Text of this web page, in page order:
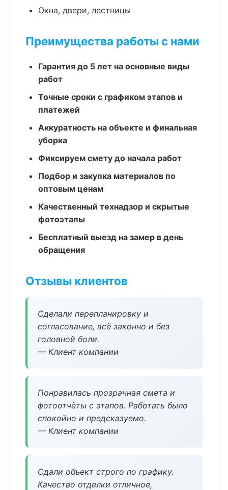
Окна, двери, лестницы
Преимущества работы с нами
Гарантия до 5 лет на основные виды
работ
Точные сроки с графиком этапов и
платежей
Аккуратность на объекте и финальная
уборка
Фиксируем смету до начала работ
Подбор и закупка материалов по
оптовым ценам
Качественный технадзор и скрытые
фотоэтапы
Бесплатный выезд на замер в день
обращения
Отзывы клиентов
Сделали перепланировку и
согласование, всё законно и без
головной боли.
— Клиент компании
Понравилась прозрачная смета и
фотоотчёты с этапов. Работать было
спокойно и предсказуемо.
— Клиент компании
Сдали объект строго по графику.
Качество отделки отличное,